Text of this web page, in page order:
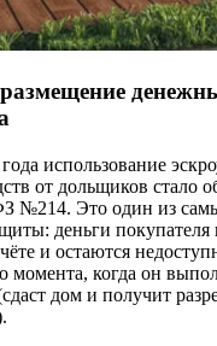
использование
от дольщиков стало
№214. Это один из
деньги покупателя
и остаются
момента, когда он
дом и получит